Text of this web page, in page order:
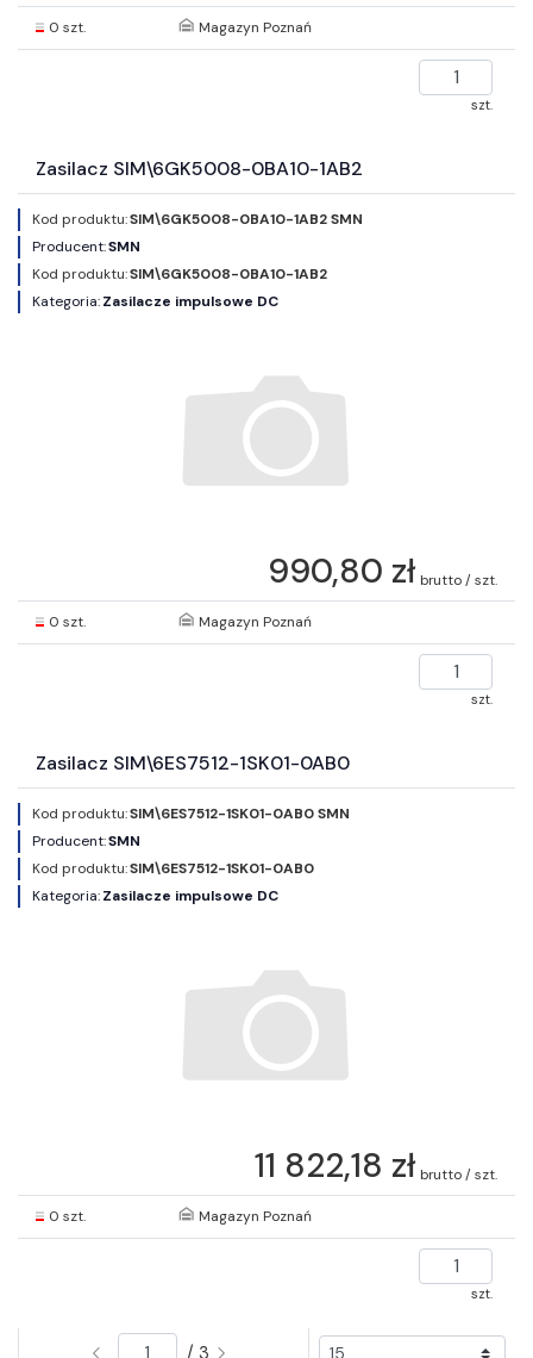
0 szt. Magazyn Poznań
szt.
Zasilacz SIM\6GK5008-0BA10-1AB2
Kod produktu:SIM\6GK5008-0BA10-1AB2 SMN
Producent:SMN
Kod produktu:SIM\6GK5008-0BA10-1AB2
Kategoria:Zasilacze impulsowe DC
990,80 zł brutto / szt.
0 szt. Magazyn Poznań
szt.
Zasilacz SIM\6ES7512-1SK01-0AB0
Kod produktu:SIM\6ES7512-1SK01-0AB0 SMN
Producent:SMN
Kod produktu:SIM\6ES7512-1SK01-0AB0
Kategoria:Zasilacze impulsowe DC
11 822,18 zł brutto / szt.
0 szt. Magazyn Poznań
szt.
/ 3